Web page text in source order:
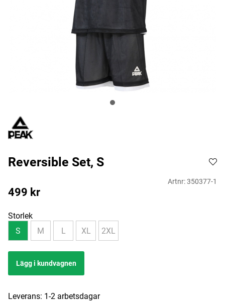
Reversible Set, S
Artnr:350377-1
499 kr
Storlek
S
M L XL 2XL
Lägg i kundvagnen
Leverans: 1-2 arbetsdagar